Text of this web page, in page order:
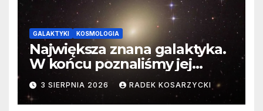
GALAKTYKI KOSMOLOGIA
Największa znana galaktyka.
W końcu poznaliśmy jej
faktyczne wymiary
3 SIERPNIA 2026 RADEK KOSARZYCKI